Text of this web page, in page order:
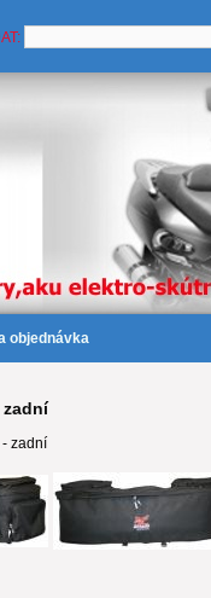
objednávka
zadní
- zadní